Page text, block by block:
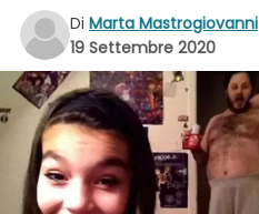
Di Marta Mastrogiovanni
19 Settembre 2020